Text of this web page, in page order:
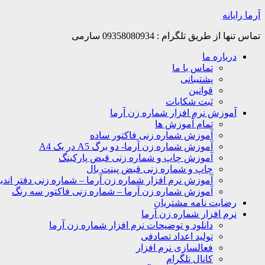
Skip
content
آرما رایانه
تماس تنها از طریق تلگرام : 09358080934 سارمی
درباره ما
تماس با ما
پشتیبانی
قوانین
ثبت شکایات
آموزش نرم افزار شماره زن آرما
تمام آموزش ها
آموزش شماره زنی فاکتور ساده
آموزش شماره زن آرما- دو برگ A5 در یک A4
آموزش چاپ و شماره زنی قبض پارکینگ
چاپ و شماره زنی قبض پینت بال
آموزش نرم افزار شماره زن آرما – شماره زنی دفتر
آموزش شماره زن آرما – شماره زنی فاکتور سه رنگ
رضایت نامه مشتریان
نرم افزار شماره زن آرما
دانلود و توضیحات نرم افزار شماره زن آرما
تولید اعداد تصادفی
فعالسازی نرم افزار
کانال تلگرام